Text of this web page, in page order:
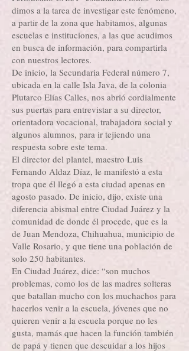
dimos a la tarea de investigar este fenómeno,
a partir de la zona que habitamos, algunas
escuelas e instituciones, a las que acudimos
en busca de información, para compartirla
con nuestros lectores.
De inicio, la Secundaria Federal número 7,
ubicada en la calle Isla Java, de la colonia
Plutarco Elías Calles, nos abrió cordialmente
sus puertas para entrevistar a su director,
orientadora vocacional, trabajadora social y
algunos alumnos, para ir tejiendo una
respuesta sobre este tema.
El director del plantel, maestro Luis
Fernando Aldaz Díaz, le manifestó a esta
tropa que él llegó a esta ciudad apenas en
agosto pasado. De inicio, dijo, existe una
diferencia abismal entre Ciudad Juárez y la
comunidad de donde él procede, que es la
de Juan Mendoza, Chihuahua, municipio de
Valle Rosario, y que tiene una población de
solo 250 habitantes.
En Ciudad Juárez, dice: “son muchos
problemas, como los de las madres solteras
que batallan mucho con los muchachos para
hacerlos venir a la escuela, jóvenes que no
quieren venir a la escuela porque no les
gusta, mamás que hacen la función también
de papá y tienen que descuidar a los hijos